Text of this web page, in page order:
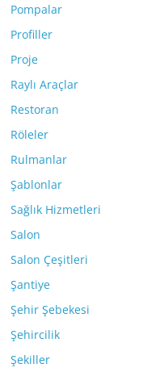
Pompalar
Profiller
Proje
Raylı Araçlar
Restoran
Röleler
Rulmanlar
Şablonlar
Sağlık Hizmetleri
Salon
Salon Çeşitleri
Şantiye
Şehir Şebekesi
Şehircilik
Şekiller